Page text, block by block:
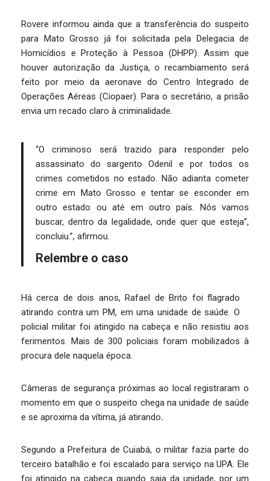
Rovere informou ainda que a transferência do suspeito
para Mato Grosso já foi solicitada pela Delegacia de
Homicídios e Proteção à Pessoa (DHPP). Assim que
houver autorização da Justiça, o recambiamento será
feito por meio da aeronave do Centro Integrado de
Operações Aéreas (Ciopaer). Para o secretário, a prisão
envia um recado claro à criminalidade.
“O criminoso será trazido para responder pelo
assassinato do sargento Odenil e por todos os
crimes cometidos no estado. Não adianta cometer
crime em Mato Grosso e tentar se esconder em
outro estado ou até em outro país. Nós vamos
buscar, dentro da legalidade, onde quer que esteja”,
concluiu.”, afirmou.
Relembre o caso
Há cerca de dois anos, Rafael de Brito foi flagrado
atirando contra um PM, em uma unidade de saúde. O
policial militar foi atingido na cabeça e não resistiu aos
ferimentos. Mais de 300 policiais foram mobilizados à
procura dele naquela época.
Câmeras de segurança próximas ao local registraram o
momento em que o suspeito chega na unidade de saúde
e se aproxima da vítima, já atirando.
Segundo a Prefeitura de Cuiabá, o militar fazia parte do
terceiro batalhão e foi escalado para serviço na UPA. Ele
foi atingido na cabeça quando saia da unidade, por um